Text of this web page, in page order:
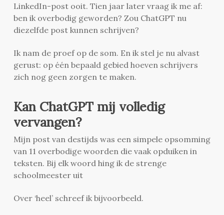
LinkedIn-post ooit. Tien jaar later vraag ik me af:
ben ik overbodig geworden? Zou ChatGPT nu
diezelfde post kunnen schrijven?
Ik nam de proef op de som. En ik stel je nu alvast
gerust: op één bepaald gebied hoeven schrijvers
zich nog geen zorgen te maken.
Kan ChatGPT mij volledig
vervangen?
Mijn post van destijds was een simpele opsomming
van 11 overbodige woorden die vaak opduiken in
teksten. Bij elk woord hing ik de strenge
schoolmeester uit
Over ‘heel’ schreef ik bijvoorbeeld.